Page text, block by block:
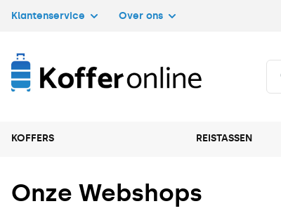
Klantenservice Over ons
KOFFERS REISTASSEN
Onze Webshops